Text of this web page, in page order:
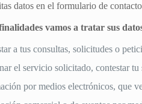
datos en el formulario de
vamos a tratar sus
a tus consultas, solicitudes o
el servicio solicitado, contestar
por medios electrónicos, que